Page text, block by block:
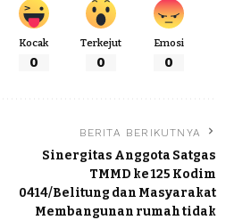
Kocak
0
Terkejut
0
Emosi
0
BERITA BERIKUTNYA
Sinergitas Anggota Satgas
TMMD ke 125 Kodim
0414/Belitung dan Masyarakat
Membangunan rumah tidak